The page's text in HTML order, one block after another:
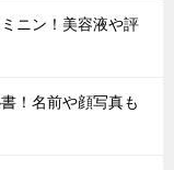
ニン！美容液や評
！名前や顔写真も